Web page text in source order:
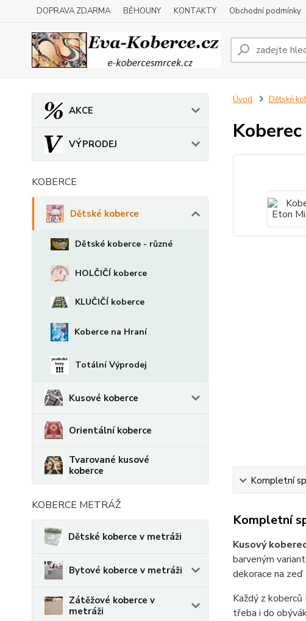
DOPRAVA ZDARMA BĚHOUNY KONTAKTY Obchodní podmínky
AKCE
VÝPRODEJ
KOBERCE
Dětské koberce
Dětské koberce - různé
HOLČIČÍ koberce
KLUČIČÍ koberce
Koberce na Hraní
Totální Výprodej
Kusové koberce
Orientální koberce
Tvarované kusové
koberce
KOBERCE METRÁŽ
Dětské koberce v metráži
Bytové koberce v metráži
Zátěžové koberce v
metráži
Úvod Dětské
Kompletní
Kompletní
Kusový
barveným
dekorace na zeď
Každý z
třeba i do